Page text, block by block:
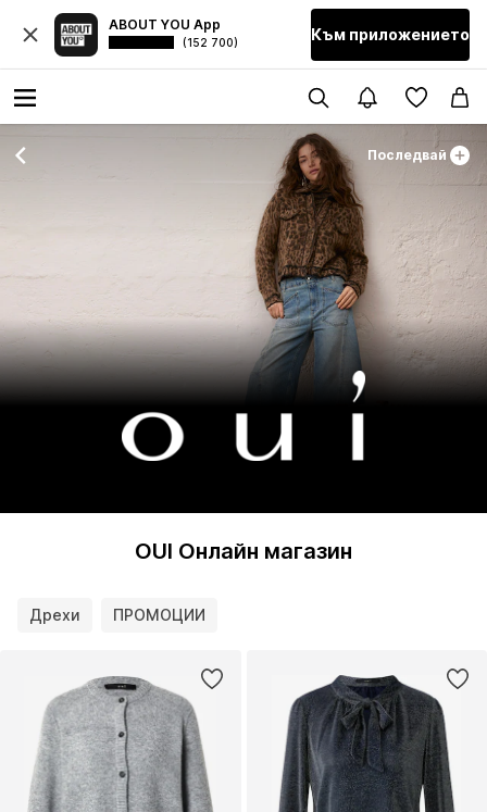
ABOUT YOU App
(152 700) Към приложението
Последвай
OUI Онлайн магазин
Дрехи ПРОМОЦИИ